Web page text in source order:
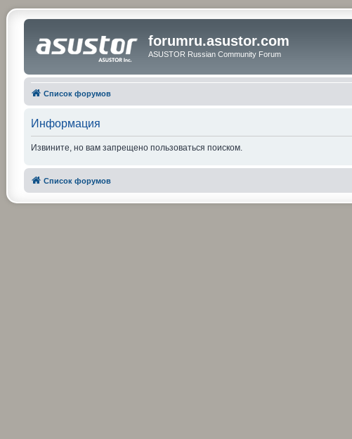
forumru.asustor.com
ASUSTOR Russian Community Forum
Список форумов
Информация
Извините, но вам запрещено пользоваться поиском.
Список форумов